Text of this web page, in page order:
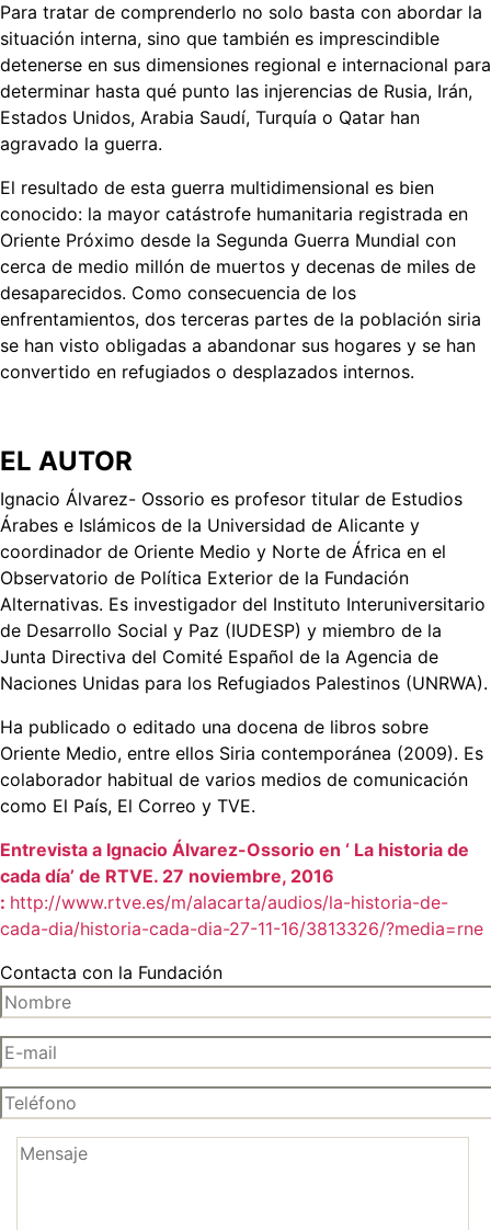
Para tratar de comprenderlo no solo basta con abordar la
situación interna, sino que también es imprescindible
detenerse en sus dimensiones regional e internacional para
determinar hasta qué punto las injerencias de Rusia, Irán,
Estados Unidos, Arabia Saudí, Turquía o Qatar han
agravado la guerra.
El resultado de esta guerra multidimensional es bien
conocido: la mayor catástrofe humanitaria registrada en
Oriente Próximo desde la Segunda Guerra Mundial con
cerca de medio millón de muertos y decenas de miles de
desaparecidos. Como consecuencia de los
enfrentamientos, dos terceras partes de la población siria
se han visto obligadas a abandonar sus hogares y se han
convertido en refugiados o desplazados internos.
EL AUTOR
Ignacio Álvarez- Ossorio es profesor titular de Estudios
Árabes e Islámicos de la Universidad de Alicante y
coordinador de Oriente Medio y Norte de África en el
Observatorio de Política Exterior de la Fundación
Alternativas. Es investigador del Instituto Interuniversitario
de Desarrollo Social y Paz (IUDESP) y miembro de la
Junta Directiva del Comité Español de la Agencia de
Naciones Unidas para los Refugiados Palestinos (UNRWA).
Ha publicado o editado una docena de libros sobre
Oriente Medio, entre ellos Siria contemporánea (2009). Es
colaborador habitual de varios medios de comunicación
como El País, El Correo y TVE.
Entrevista a Ignacio Álvarez-Ossorio en ‘ La historia de
cada día’ de RTVE. 27 noviembre, 2016
: http://www.rtve.es/m/alacarta/audios/la-historia-de-
cada-dia/historia-cada-dia-27-11-16/3813326/?media=rne
Contacta con la Fundación